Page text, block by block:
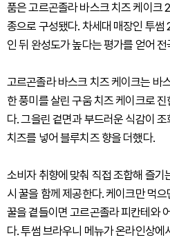
품은 고르곤졸라 바스크 치즈 케이크
종으로 구성됐다. 차세대 매장인 투썸
인 뒤 완성도가 높다는 평가를 얻어
고르곤졸라 바스크 치즈 케이크는 바
한 풍미를 살린 구움 치즈 케이크로
다. 그을린 겉면과 부드러운 식감이
치즈를 넣어 블루치즈 향을 더했다.
소비자 취향에 맞춰 직접 조합해 즐기
시 꿀을 함께 제공한다. 케이크만 먹
꿀을 곁들이면 고르곤졸라 피칸테와
다. 투썸 브라우니 메뉴가 온라인상